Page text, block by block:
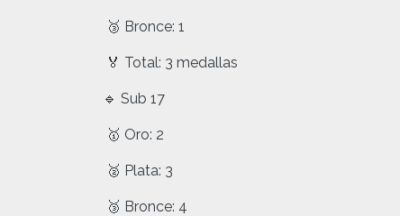
🥉 Bronce: 1
🏅 Total: 3 medallas
🔹 Sub 17
🥇 Oro: 2
🥈 Plata: 3
🥉 Bronce: 4